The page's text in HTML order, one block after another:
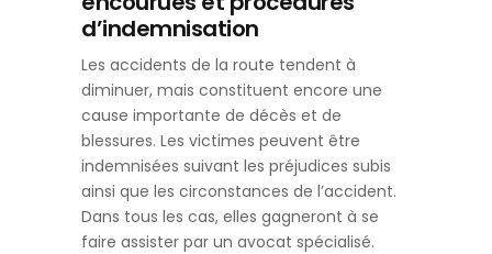
d’indemnisation
Les accidents de la route tendent à
diminuer, mais constituent encore une
cause importante de décès et de
blessures. Les victimes peuvent être
indemnisées suivant les préjudices subis
ainsi que les circonstances de l’accident.
Dans tous les cas, elles gagneront à se
faire assister par un avocat spécialisé.